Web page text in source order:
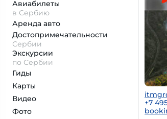
Авиабилеты
в Сербию
Аренда авто
Достопримеча­тельности
Сербии
Экскурсии
по Сербии
Гиды
Карты
Видео
Фото
+7